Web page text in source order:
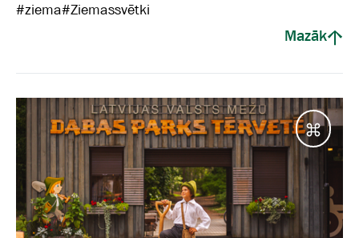
#ziema#Ziemassvētki
Mazāk